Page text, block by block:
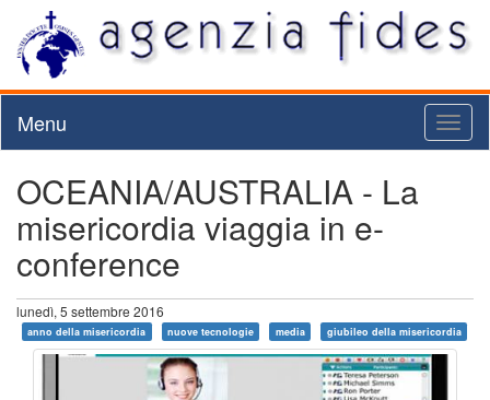
Menu
OCEANIA/AUSTRALIA - La
misericordia viaggia in e-
conference
lunedì, 5 settembre 2016
anno della misericordia nuove tecnologie media giubileo della misericordia